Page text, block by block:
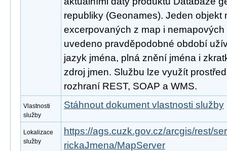
republiky (Geonames). Jeden objekt
excerpovaných z map i
uvedeno pravděpodobné období
jazyk jména, plná znění jména i
zdroj jmen. Službu lze využít
rozhraní REST, SOAP a WMS.
Vlastnosti
služby
Stáhnout dokument vlastnosti služby
Lokalizace
služby
https://ags.cuzk.gov.cz/arcgis/rest/
rickaJmena/MapServer